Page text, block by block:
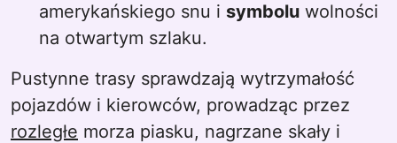
amerykańskiego snu i symbolu wolności
na otwartym szlaku.
Pustynne trasy sprawdzają wytrzymałość
pojazdów i kierowców, prowadząc przez
rozległe morza piasku, nagrzane skały i